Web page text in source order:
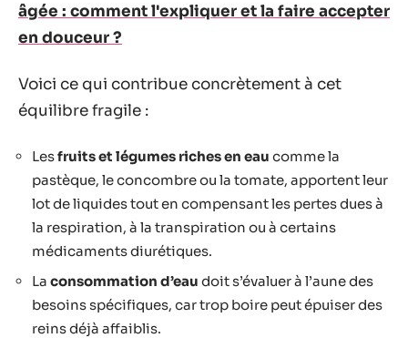
âgée : comment l'expliquer et la faire accepter
en douceur ?
Voici ce qui contribue concrètement à cet
équilibre fragile :
Lesfruits et légumes riches en eau comme la
pastèque, le concombre ou la tomate, apportent leur
lot de liquides tout en compensant les pertes dues à
la respiration, à la transpiration ou à certains
médicaments diurétiques.
La consommation d’eau doit s’évaluer à l’aune des
besoins spécifiques, car trop boire peut épuiser des
reins déjà affaiblis.